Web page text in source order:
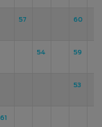
57 60
54 59
53
61